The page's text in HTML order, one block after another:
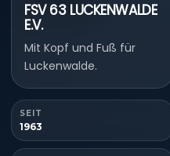
FSV 63 LUCKENWALDE
E.V.
Mit Kopf und Fuß für
Luckenwalde.
SEIT
1963